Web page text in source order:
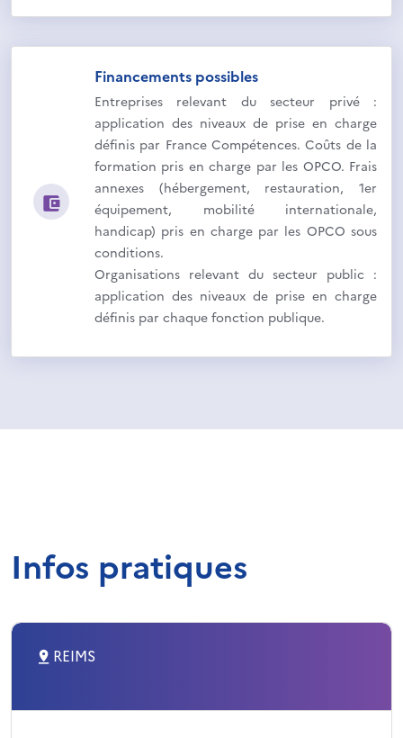
Financements possibles
Entreprises relevant du secteur privé :
application des niveaux de prise en charge
définis par France Compétences. Coûts de la
formation pris en charge par les OPCO. Frais
annexes (hébergement, restauration, 1er
équipement, mobilité internationale,
handicap) pris en charge par les OPCO sous
conditions.
Organisations relevant du secteur public :
application des niveaux de prise en charge
définis par chaque fonction publique.
Infos pratiques
REIMS